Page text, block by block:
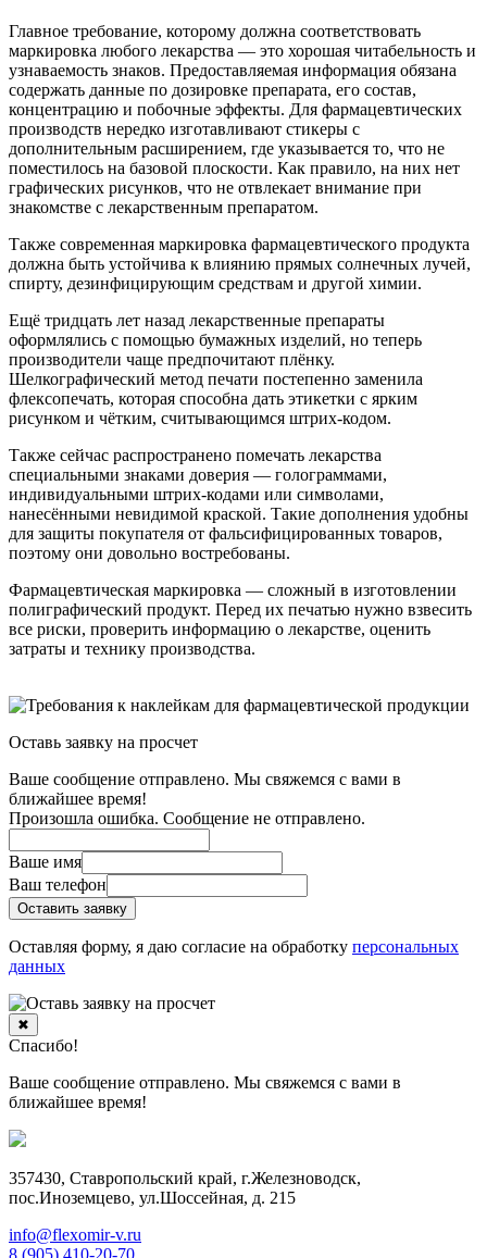
Главное требование, которому должна соответствовать
маркировка любого лекарства — это хорошая читабельность и
узнаваемость знаков. Предоставляемая информация обязана
содержать данные по дозировке препарата, его состав,
концентрацию и побочные эффекты. Для фармацевтических
производств нередко изготавливают стикеры с
дополнительным расширением, где указывается то, что не
поместилось на базовой плоскости. Как правило, на них нет
графических рисунков, что не отвлекает внимание при
знакомстве с лекарственным препаратом.
Также современная маркировка фармацевтического продукта
должна быть устойчива к влиянию прямых солнечных лучей,
спирту, дезинфицирующим средствам и другой химии.
Ещё тридцать лет назад лекарственные препараты
оформлялись с помощью бумажных изделий, но теперь
производители чаще предпочитают плёнку.
Шелкографический метод печати постепенно заменила
флексопечать, которая способна дать этикетки с ярким
рисунком и чётким, считывающимся штрих-кодом.
Также сейчас распространено помечать лекарства
специальными знаками доверия — голограммами,
индивидуальными штрих-кодами или символами,
нанесёнными невидимой краской. Такие дополнения удобны
для защиты покупателя от фальсифицированных товаров,
поэтому они довольно востребованы.
Фармацевтическая маркировка — сложный в изготовлении
полиграфический продукт. Перед их печатью нужно взвесить
все риски, проверить информацию о лекарстве, оценить
затраты и технику производства.
Оставь заявку на просчет
Ваше сообщение отправлено. Мы свяжемся с вами в
ближайшее время!
Произошла ошибка. Сообщение не отправлено.
Ваше имя
Ваш телефон
Оставить заявку
Оставляя форму, я даю согласие на обработку персональных
данных
✖
Спасибо!
Ваше сообщение отправлено. Мы свяжемся с вами в
ближайшее время!
357430, Ставропольский край, г.Железноводск,
пос.Иноземцево, ул.Шоссейная, д. 215
info@flexomir-v.ru
8 (905) 410-20-70